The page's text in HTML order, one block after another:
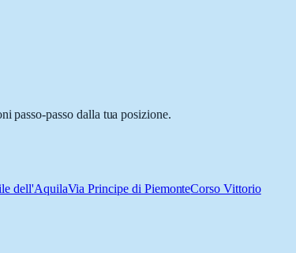
passo-passo dalla tua posizione.
dell'AquilaVia Principe di PiemonteCorso Vittorio